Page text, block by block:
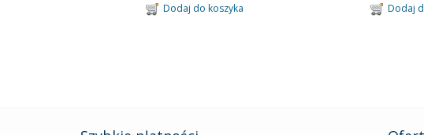
Dodaj do koszyka Dodaj